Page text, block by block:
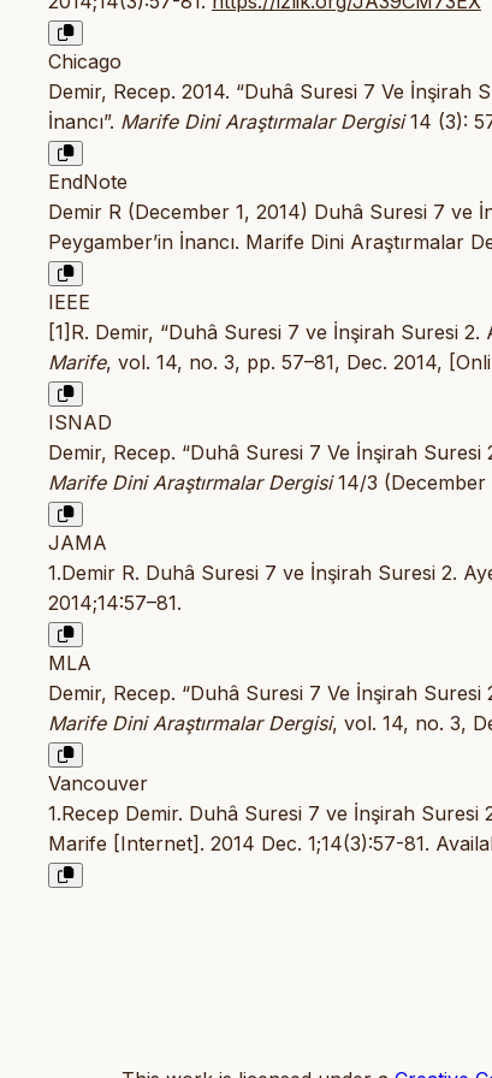
Chicago
Demir, Recep. 2014. “Duhâ Suresi 7 Ve İnşirah
İnancı”. Marife Dini Araştırmalar Dergisi14 (3):
EndNote
Demir R (December 1, 2014) Duhâ Suresi 7 ve
Peygamber’in İnancı. Marife Dini Araştırmalar
IEEE
[1]R. Demir, “Duhâ Suresi 7 ve İnşirah Suresi 2.
Marife, vol. 14, no. 3, pp. 57–81, Dec. 2014,
ISNAD
Demir, Recep. “Duhâ Suresi 7 Ve İnşirah Suresi
Marife Dini Araştırmalar Dergisi14/3 (December
JAMA
1.Demir R. Duhâ Suresi 7 ve İnşirah Suresi 2.
2014;14:57–81.
MLA
Demir, Recep. “Duhâ Suresi 7 Ve İnşirah Suresi
Marife Dini Araştırmalar Dergisi, vol. 14, no. 3,
Vancouver
1.Recep Demir. Duhâ Suresi 7 ve İnşirah Suresi
Marife [Internet]. 2014 Dec. 1;14(3):57-81.